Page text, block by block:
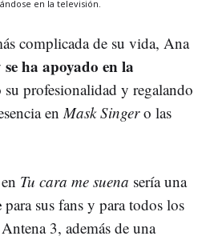
en la televisión.
complicada de su vida, Ana
se ha apoyado en la
su profesionalidad y regalando
enMask Singero las
Tu cara me suena sería una
para sus fans y para todos los
3, además de una